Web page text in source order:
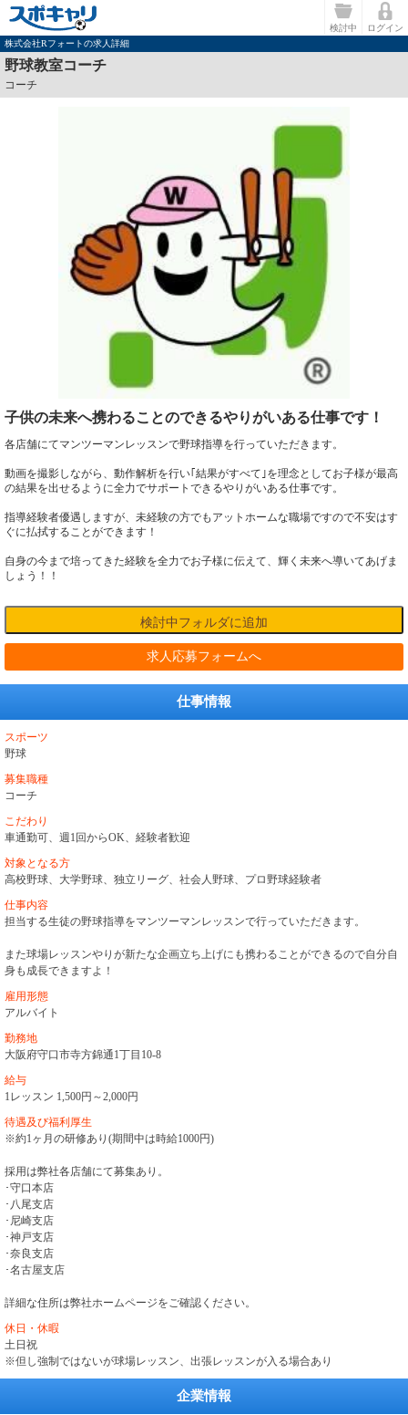
検討中
ログイン
株式会社Rフォートの求人詳細
野球教室コーチ
コーチ
子供の未来へ携わることのできるやりがいある仕事です！
各店舗にてマンツーマンレッスンで野球指導を行っていただきます。
動画を撮影しながら、動作解析を行い｢結果がすべて｣を理念としてお子様が最高
の結果を出せるように全力でサポートできるやりがいある仕事です。
指導経験者優遇しますが、未経験の方でもアットホームな職場ですので不安はす
ぐに払拭することができます！
自身の今まで培ってきた経験を全力でお子様に伝えて、輝く未来へ導いてあげま
しょう！！
求人応募フォームへ
仕事情報
スポーツ
野球
募集職種
コーチ
こだわり
車通勤可、週1回からOK、経験者歓迎
対象となる方
高校野球、大学野球、独立リーグ、社会人野球、プロ野球経験者
仕事内容
担当する生徒の野球指導をマンツーマンレッスンで行っていただきます。
また球場レッスンやりが新たな企画立ち上げにも携わることができるので自分自
身も成長できますよ！
雇用形態
アルバイト
勤務地
大阪府守口市寺方錦通1丁目10-8
給与
1レッスン 1,500円～2,000円
待遇及び福利厚生
※約1ヶ月の研修あり(期間中は時給1000円)
採用は弊社各店舗にて募集あり。
･守口本店
･八尾支店
･尼崎支店
･神戸支店
･奈良支店
･名古屋支店
詳細な住所は弊社ホームページをご確認ください。
休日・休暇
土日祝
※但し強制ではないが球場レッスン、出張レッスンが入る場合あり
企業情報